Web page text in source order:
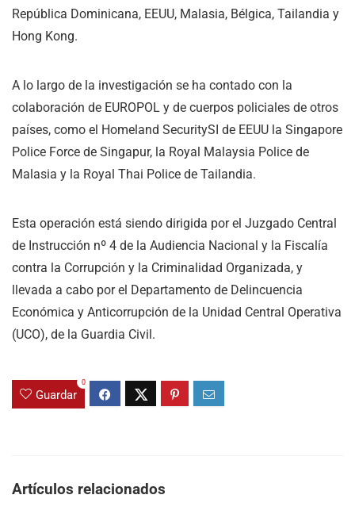
República Dominicana, EEUU, Malasia, Bélgica, Tailandia y
Hong Kong.
A lo largo de la investigación se ha contado con la
colaboración de EUROPOL y de cuerpos policiales de otros
países, como el Homeland SecuritySI de EEUU la Singapore
Police Force de Singapur, la Royal Malaysia Police de
Malasia y la Royal Thai Police de Tailandia.
Esta operación está siendo dirigida por el Juzgado Central
de Instrucción nº 4 de la Audiencia Nacional y la Fiscalía
contra la Corrupción y la Criminalidad Organizada, y
llevada a cabo por el Departamento de Delincuencia
Económica y Anticorrupción de la Unidad Central Operativa
(UCO), de la Guardia Civil.
Guardar
0
Artículos relacionados